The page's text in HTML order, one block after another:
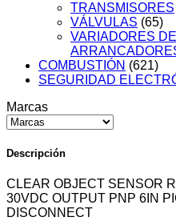
TRANSMISORES
VÁLVULAS (65)
VARIADORES
COMBUSTIÓN (621)
SEGURIDAD
Marcas
Descripción
CLEAR OBJECT SENSOR
30VDC OUTPUT PNP 6IN
DISCONNECT